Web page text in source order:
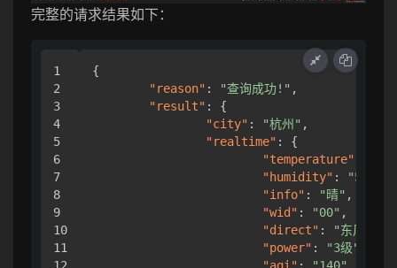
完整的请求结果如下：
1
2
3
4
5
6
7
8
9
10
11
{
"reason" : "查询成功!" ,
"result" :
{
"city" : "杭州" ,
"realtime" :
{
"temperature"
"humidity" : "55"
"info" : "晴" ,
"wid" : "00" ,
"direct" : "东风"
"power" : "3级"